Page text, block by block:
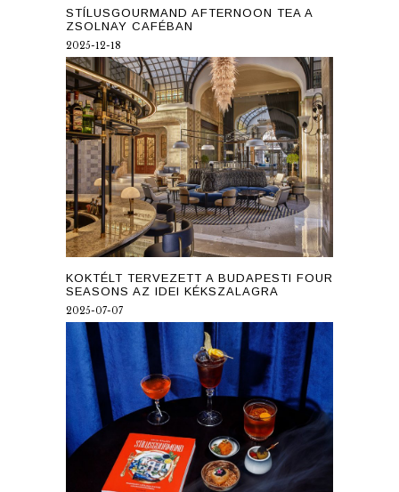
STÍLUSGOURMAND AFTERNOON TEA A
ZSOLNAY CAFÉBAN
2025-12-18
KOKTÉLT TERVEZETT A BUDAPESTI FOUR
SEASONS AZ IDEI KÉKSZALAGRA
2025-07-07